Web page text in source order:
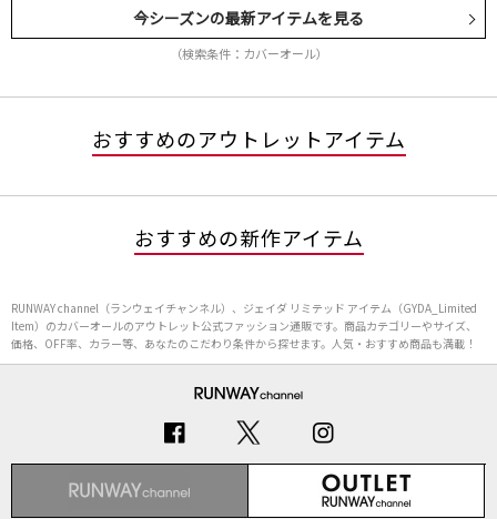
今シーズンの最新アイテムを見る
（検索条件：カバーオール）
おすすめのアウトレットアイテム
おすすめの新作アイテム
RUNWAY channel（ランウェイチャンネル）、ジェイダ リミテッド アイテム（GYDA_Limited
Item）のカバーオールのアウトレット公式ファッション通販です。商品カテゴリーやサイズ、
価格、OFF率、カラー等、あなたのこだわり条件から探せます。人気・おすすめ商品も満載！